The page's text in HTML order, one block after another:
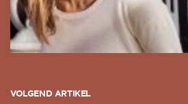
VOLGEND ARTIKEL